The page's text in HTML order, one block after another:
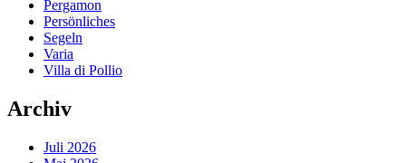
Pergamon
Persönliches
Segeln
Varia
Villa di Pollio
Archiv
Juli 2026